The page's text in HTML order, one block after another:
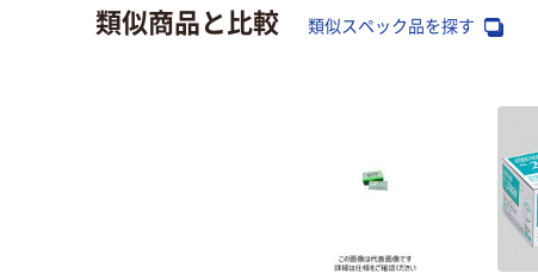
類似商品と比較 類似スペック品を探す